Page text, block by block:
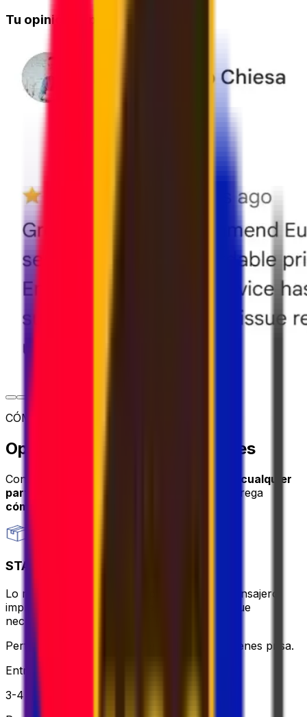
Tu opinión importa
CÓMO ENVIAR
Opciones de envío de paquetes
Con Eurosender, puedes
enviar paquetes a cualquier
parte del mundo
a través de servicios de entrega
cómodos y seguros
STANDARD
Lo más asequible y sin complicaciones: el mensajero
imprimirá y traerá la etiqueta por ti, todo lo que
necesitas hacer es empacar y relajarte.
Perfecto si quieres mantenerlo simple y no tienes prisa.
Entrega
3-4 días hábiles